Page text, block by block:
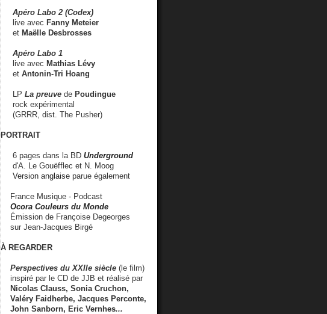
Apéro Labo 2 (Codex)
live avec Fanny Meteier
et Maëlle Desbrosses
Apéro Labo 1
live avec Mathias Lévy
et Antonin-Tri Hoang
LP La preuve de Poudingue
rock expérimental
(GRRR, dist. The Pusher)
PORTRAIT
6 pages dans la BD Underground
d'A. Le Gouëfflec et N. Moog
Version anglaise parue également
France Musique - Podcast
Ocora Couleurs du Monde
Émission de Françoise Degeorges
sur Jean-Jacques Birgé
À REGARDER
Perspectives du XXIIe siècle (le film)
inspiré par le CD de JJB et réalisé par
Nicolas Clauss, Sonia Cruchon,
Valéry Faidherbe, Jacques Perconte,
John Sanborn, Eric Vernhes...